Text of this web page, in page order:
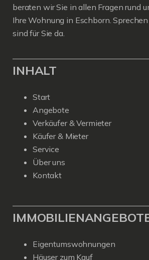
beraten wir Sie in allen Fragen rund
Ihre Wohnung in Eschborn.
sind für Sie da.
INHALT
Start
Angebote
Verkäufer & Vermieter
Käufer & Mieter
Service
Über uns
Kontakt
Eigentumswohnungen
Häuser zum Kauf